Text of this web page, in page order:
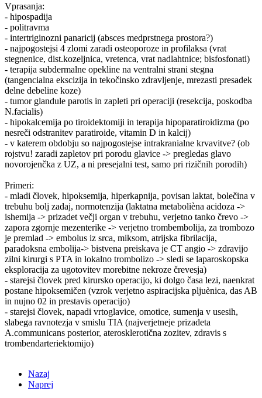
Vprasanja:
- hipospadija
- politravma
- intertriginozni panaricij (absces medprstnega prostora?)
- najpogostejsi 4 zlomi zaradi osteoporoze in profilaksa (vrat
stegnenice, dist.kozeljnica, vretenca, vrat nadlahtnice; bisfosfonati)
- terapija subdermalne opekline na ventralni strani stegna
(tangencialna ekscizija in tekočinsko zdravljenje, mrezasti presadek
delne debeline koze)
- tumor glandule parotis in zapleti pri operaciji (resekcija, poskodba
N.facialis)
- hipokalcemija po tiroidektomiji in terapija hipoparatiroidizma (po
nesreči odstranitev paratiroide, vitamin D in kalcij)
- v katerem obdobju so najpogostejse intrakranialne krvavitve? (ob
rojstvu! zaradi zapletov pri porodu glavice -> pregledas glavo
novorojenčka z UZ, a ni presejalni test, samo pri rizičnih porodih)
Primeri:
- mladi človek, hipoksemija, hiperkapnija, povisan laktat, bolečina v
trebuhu bolj zadaj, normotenzija (laktatna metabolièna acidoza ->
ishemija -> prizadet večji organ v trebuhu, verjetno tanko črevo ->
zapora zgornje mezenterike -> verjetno trombembolija, za trombozo
je premlad -> embolus iz srca, miksom, atrijska fibrilacija,
paradoksna embolija-> bistvena preiskava je CT angio -> zdravijo
zilni kirurgi s PTA in lokalno trombolizo -> sledi se laparoskopska
eksploracija za ugotovitev morebitne nekroze črevesja)
- starejsi človek pred kirursko operacijo, ki dolgo časa lezi, naenkrat
postane hipoksemičen (vzrok verjetno aspiracijska pljuènica, das AB
in nujno 02 in prestavis operacijo)
- starejsi človek, napadi vrtoglavice, omotice, sumenja v usesih,
slabega ravnotezja v smislu TIA (najverjetneje prizadeta
A.communicans posterior, aterosklerotična zozitev, zdravis s
trombendarteriektomijo)
Nazaj
Naprej